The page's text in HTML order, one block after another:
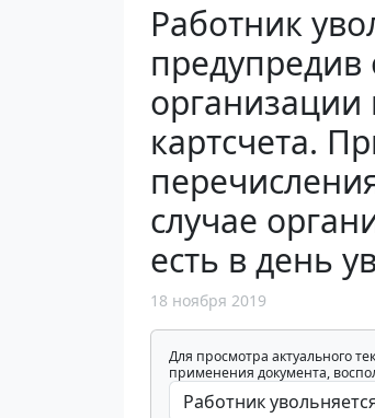
Работник
предупредив
организации
картсчета.
случае
есть в день
18 ноября 2019
Для просмотра актуального
применения документа,